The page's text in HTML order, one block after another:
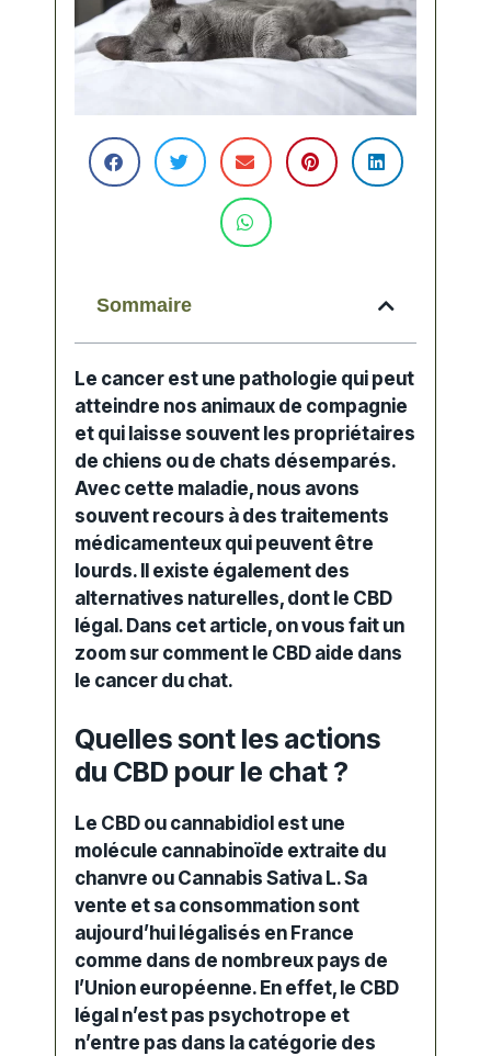
Sommaire
Le cancer est une pathologie qui peut
atteindre nos animaux de compagnie
et qui laisse souvent les propriétaires
de chiens ou de chats désemparés.
Avec cette maladie, nous avons
souvent recours à des traitements
médicamenteux qui peuvent être
lourds. Il existe également des
alternatives naturelles, dont le CBD
légal. Dans cet article, on vous fait un
zoom sur comment le CBD aide dans
le cancer du chat.
Quelles sont les actions
du CBD pour le chat ?
Le CBD ou cannabidiol est une
molécule cannabinoïde extraite du
chanvre ou Cannabis Sativa L. Sa
vente et sa consommation sont
aujourd’hui légalisés en France
comme dans de nombreux pays de
l’Union européenne. En effet, le CBD
légal n’est pas psychotrope et
n’entre pas dans la catégorie des